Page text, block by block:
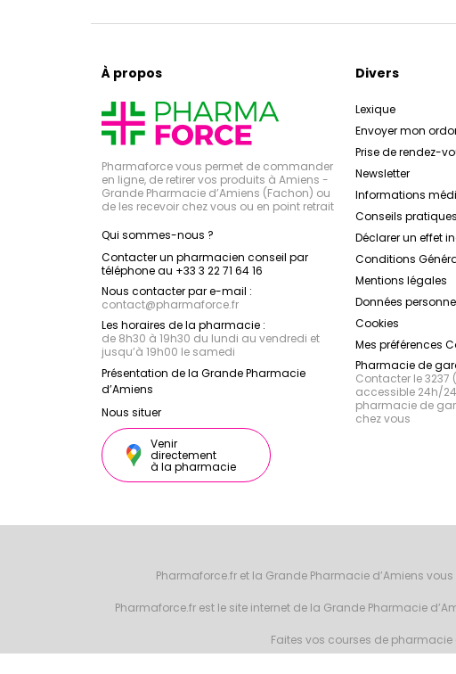
À propos
Pharmaforce vous permet de commander
en ligne, de retirer vos produits à Amiens -
Grande Pharmacie d’Amiens (Fachon) ou
de les recevoir chez vous ou en point retrait
Qui sommes-nous ?
Contacter un pharmacien conseil par
téléphone au +33 3 22 71 64 16
Nous contacter par e-mail :
contact@pharmaforce.fr
Les horaires de la pharmacie :
de 8h30 à 19h30 du lundi au vendredi et
jusqu’à 19h00 le samedi
Présentation de la Grande Pharmacie
d’Amiens
Nous situer
Venir
directement
à la pharmacie
Divers
Lexique
Envoyer mon
Prise de rendez-
Newsletter
Informations
Conseils pratiques
Déclarer un effet
Conditions
Mentions légales
Données
Cookies
Mes préférences
Pharmacie de
Contacter le
accessible 24h/
pharmacie de
chez vous
Pharmaforce.fr et la Grande Pharmacie d’Amiens
Pharmaforce.fr est le site internet de la Grande Pharmacie
Faites vos courses de pharmacie